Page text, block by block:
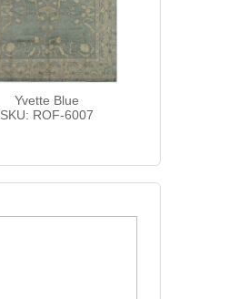
Yvette Blue
SKU: ROF-6007